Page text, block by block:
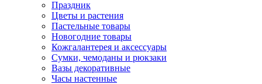
Праздник
Цветы и растения
Пастельные товары
Новогодние товары
Кожгалантерея и аксессуары
Сумки, чемоданы и рюкзаки
Вазы декоративные
Часы настенные